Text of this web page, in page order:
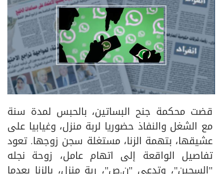
قضت محكمة جنح البساتين، بالحبس لمدة سنة
مع الشغل والنفاذ حضوريا لربة منزل، وغيابيا على
عشيقها، بتهمة الزنا، مستغلة سجن زوجها. تعود
تفاصيل الواقعة إلى اتهام عامل، زوحة نجله
"السجين"، وتدعى "ن.ص"، ربة منزل، بالزنا بعدما